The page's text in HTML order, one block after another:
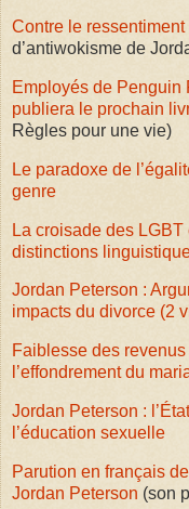
Contre le
d’antiwokisme de
Employés de Penguin
publiera le prochain
Règles pour une vie)
Le paradoxe de
genre
La croisade des
distinctions
Jordan Peterson :
impacts du divorce (2
Faiblesse des
l’effondrement du
Jordan Peterson :
l’éducation sexuelle
Parution en français
Jordan Peterson (son